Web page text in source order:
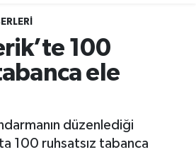
100
ele
düzenlediği
100 ruhsatsız tabanca
Durumu ve Fikstür